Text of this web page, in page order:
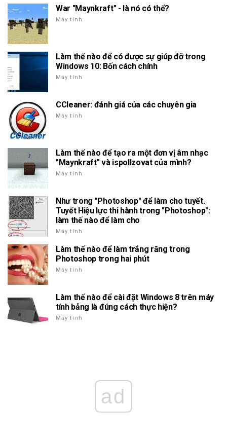
War "Maynkraft" - là nó có thể?
Máy tính
Làm thế nào để có được sự giúp đỡ trong
Windows 10: Bốn cách chính
Máy tính
CCleaner: đánh giá của các chuyên gia
Máy tính
Làm thế nào để tạo ra một đơn vị âm nhạc
"Maynkraft" và ispollzovat của mình?
Máy tính
Như trong "Photoshop" để làm cho tuyết.
Tuyết Hiệu lực thi hành trong "Photoshop":
làm thế nào để làm cho
Máy tính
Làm thế nào để làm trắng răng trong
Photoshop trong hai phút
Máy tính
Làm thế nào để cài đặt Windows 8 trên máy
tính bảng là đúng cách thực hiện?
Máy tính
ad